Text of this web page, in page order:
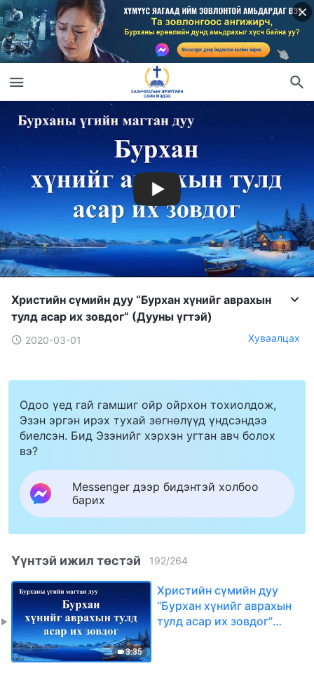
Христийн сүмийн дуу “Бурхан хүнийг аврахын
тулд асар их зовдог” (Дууны үгтэй)
2020-03-01 Хуваалцах
Одоо үед гай гамшиг ойр ойрхон тохиолдож,
Эзэн эргэн ирэх тухай зөгнөлүүд үндсэндээ
биелсэн. Бид Эзэнийг хэрхэн угтан авч болох
вэ?
Messenger дээр бидэнтэй холбоо
барих
Үүнтэй ижил төстэй 192/264
3:35
Христийн сүмийн дуу
“Бурхан хүнийг аврахын
тулд асар их зовдог”